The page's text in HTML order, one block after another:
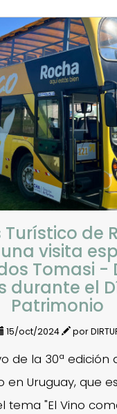
Turístico de
visita
Tomasi -
durante el
Patrimonio
15/oct/2024 por
de la 30ª edición
en Uruguay, que
tema "El Vino